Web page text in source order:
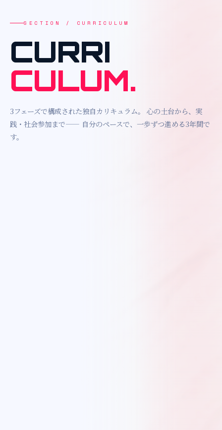
SECTION / CURRICULUM
CURRI
CULUM.
3フェーズで構成された独自カリキュラム。
心の土台から、実
践・社会参加まで—— 自分のペースで、一歩ずつ進める3年間で
す。